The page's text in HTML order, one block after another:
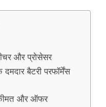
और प्रोसेसर
बैटरी परफॉर्मेंस
और ऑफर